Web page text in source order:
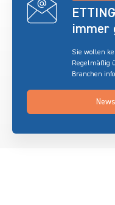
immer
Sie wollen
Regelmäßig
Branchen